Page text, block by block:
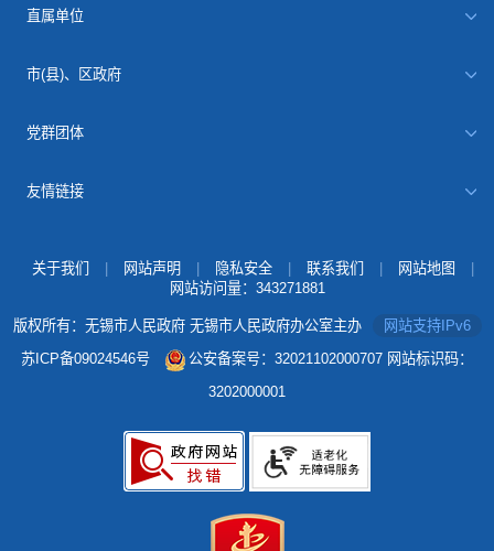
直属单位
市(县)、区政府
党群团体
友情链接
关于我们 网站声明 隐私安全 联系我们 网站地图
网站访问量： 343271881
版权所有：无锡市人民政府 无锡市人民政府办公室主办
网站支持IPv6
苏ICP备09024546号
公安备案号：32021102000707 网站标识码：
3202000001